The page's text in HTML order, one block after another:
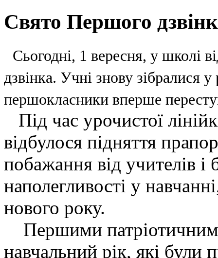
Свято Першого
Сьогодні, 1 вересня, у школі
дзвінка. Учні знову зібралися у
першокласники вперше
Під час урочистої
відбулося підняття
побажання від учителів і
наполегливості у
нового року.
Першими
навчальний рік, які були